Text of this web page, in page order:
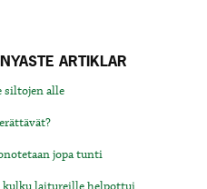
NYASTE ARTIKLAR
siltojen alle
jopa tunti